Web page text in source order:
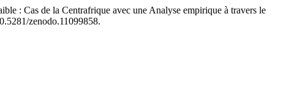
: Cas de la Centrafrique avec une Analyse empirique à travers le
zenodo.11099858.